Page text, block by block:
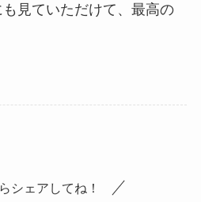
見ていただけて、最高の
シェアしてね！